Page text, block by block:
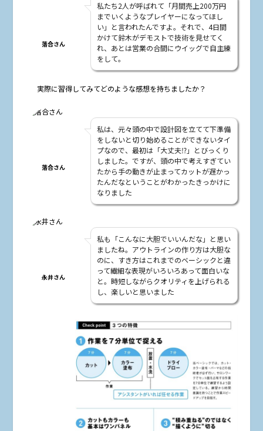
落合さん
私たち2人が呼ばれて「月間売上200万円
までいくようなプレイヤーになってほし
い」と言われたんですよ。それで、4日間
かけて鈴木がデモストで技術を見せてく
れ、あとは営業の合間にウイッグで自主練
をして。
――実際に習得してみてどのような感想を持ちましたか？
落合さん
私は、元々頭の中で設計図を立てて下準備
をしないと切り始めることができないタイ
プなので、最初は「大丈夫⁉︎」とびっくり
しました。ですが、頭の中で考えすぎてい
たから手の動きが止まってカットが遅かっ
たんだなということがわかったきっかけに
なりました
永井さん
私も「こんなに大胆でいいんだな」と思い
ましたね。アウトラインの作り方は大胆な
のに、すき方はこれまでのベーシックと違
って繊細な表現がいろいろあって面白いな
と。時短しながらクオリティを上げられる
し、楽しいと思いました